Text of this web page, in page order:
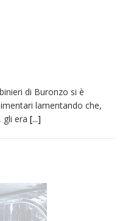
di Buronzo si è
lamentando che,
gli era [...]